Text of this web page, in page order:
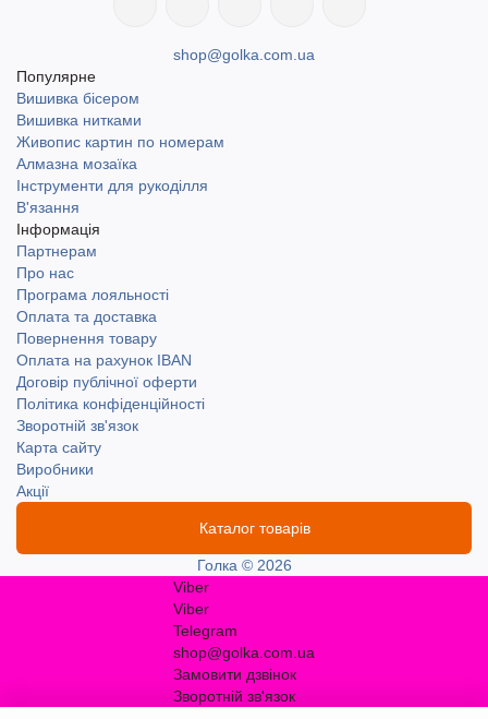
shop@golka.com.ua
Популярне
Вишивка бісером
Вишивка нитками
Живопис картин по номерам
Алмазна мозаїка
Інструменти для рукоділля
В'язання
Інформація
Партнерам
Про нас
Програма лояльності
Оплата та доставка
Повернення товару
Оплата на рахунок IBAN
Договір публічної оферти
Політика конфіденційності
Зворотній зв'язок
Карта сайту
Виробники
Акції
Каталог товарів
Голка © 2026
Viber
Viber
Telegram
shop@golka.com.ua
Замовити дзвінок
Зворотній зв'язок